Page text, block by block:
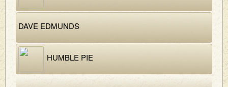
DAVE EDMUNDS
HUMBLE PIE